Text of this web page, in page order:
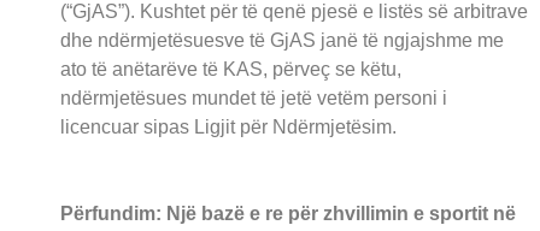
(“GjAS”). Kushtet për të qenë pjesë e listës së arbitrave
dhe ndërmjetësuesve të GjAS janë të ngjajshme me
ato të anëtarëve të KAS, përveç se këtu,
ndërmjetësues mundet të jetë vetëm personi i
licencuar sipas Ligjit për Ndërmjetësim.
Përfundim: Një bazë e re për zhvillimin e sportit në